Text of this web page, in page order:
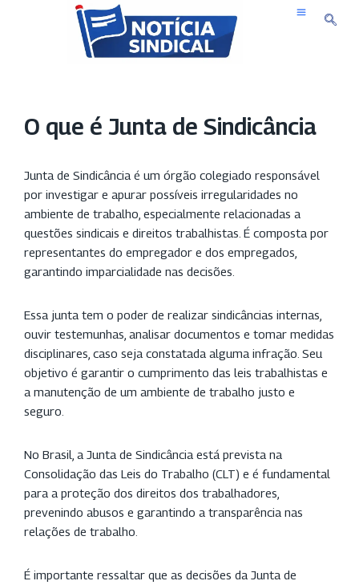
O que é Junta de Sindicância
Junta de Sindicância é um órgão colegiado responsável
por investigar e apurar possíveis irregularidades no
ambiente de trabalho, especialmente relacionadas a
questões sindicais e direitos trabalhistas. É composta por
representantes do empregador e dos empregados,
garantindo imparcialidade nas decisões.
Essa junta tem o poder de realizar sindicâncias internas,
ouvir testemunhas, analisar documentos e tomar medidas
disciplinares, caso seja constatada alguma infração. Seu
objetivo é garantir o cumprimento das leis trabalhistas e
a manutenção de um ambiente de trabalho justo e
seguro.
No Brasil, a Junta de Sindicância está prevista na
Consolidação das Leis do Trabalho (CLT) e é fundamental
para a proteção dos direitos dos trabalhadores,
prevenindo abusos e garantindo a transparência nas
relações de trabalho.
É importante ressaltar que as decisões da Junta de